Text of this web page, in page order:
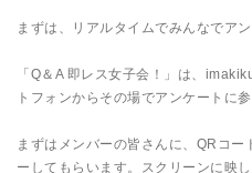
まずは、リアルタイムでみんなでアン
「Q＆A 即レス女子会！」は、
トフォンからその場でアンケートに
まずはメンバーの皆さんに、QRコー
ーしてもらいます。スクリーンに映